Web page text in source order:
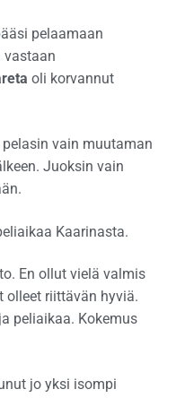
pelaamaan
vastaan
oli korvannut
vain muutaman
Juoksin vain
Kaarinasta.
En ollut vielä valmis
olleet riittävän hyviä.
peliaikaa. Kokemus
jo yksi isompi